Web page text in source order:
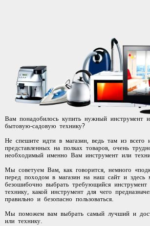
Вам понадобилось купить нужный инструмент
бытовую-садовую технику?
Не спешите идти в магазин, ведь там из всего
представленных на полках товаров, очень
необходимый именно Вам инструмент или
Мы советуем Вам, как говорится, немного
перед походом в магазин на наш сайт и здесь
безошибочно выбрать требующийся
технику, какой инструмент для чего
правильно и безопасно пользоваться.
Мы поможем вам выбрать самый лучший и
или технику.